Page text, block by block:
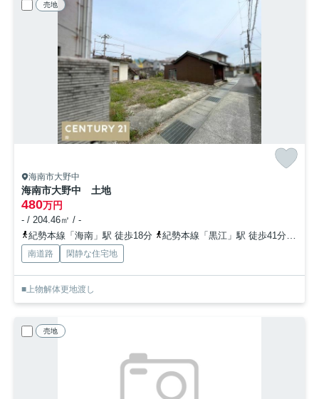
売地
海南市大野中
海南市大野中 土地
480万円
- / 204.46㎡ / -
紀勢本線「海南」駅 徒歩18分
紀勢本線「黒江」駅 徒歩41分
南道路 閑静な住宅地
■上物解体更地渡し
売地